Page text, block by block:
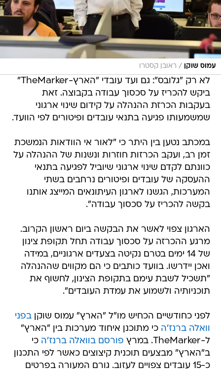
עמוס שוקן / ראובן קסטרו
לא רק "גלובס": גם ועד עובדי "הארץ-TheMarker"
ביקש להכריז על סכסוך עבודה בקבוצה. זאת
בעקבות הכרזת ההנהלה על קידום שינוי ארגוני
שמשמעותו פגיעה בתנאי עובדים ופיטורים לפי הוועד.
במכתב נטען בין היתר כי "לאור אי הוודאות הנמשכת
זמן רב, ועקב הכרזות חוזרות ונשנות של ההנהלה על
כוונתם לקדם שינוי ארגוני שיוביל לפגיעה בתנאי
ההעסקה של עובדים ופיטורים נרחבים בשתי
המערכות, הגשנו לארגון העיתונאים המייצג אותנו
בקשה להכריז על סכסוך עבודה".
הארגון צפוי לאשר את הבקשה ביום ראשון הקרוב.
מרגע ההכרזה על סכסוך עבודה תחל תקופת צינון
של 14 ימים בטרם נקיטה בצעדים ארגוניים, במידה
ואכן יידרשו. בוועד כותבים כי הם מקווים שההנהלה
"תשכיל לשבת עימם בתקופת הצינון, לחשוף את
תוכניותיה ולשמוע את עמדת העובדים".
לפני כחודשיים הכחיש מו"ל "הארץ" עמוס שוקןבפני
וואלה ברנז'ה כי מתוכנן איחוד מערכות בין "הארץ"
ל-TheMarker. במרץ
פורסם בוואלה ברנז'ה כי
ב"הארץ" מבצעים תוכנית קיצוצים כאשר לפי התכנון
כ-15 עובדים צפויים לעזוב. גורם המעורה בפרטים